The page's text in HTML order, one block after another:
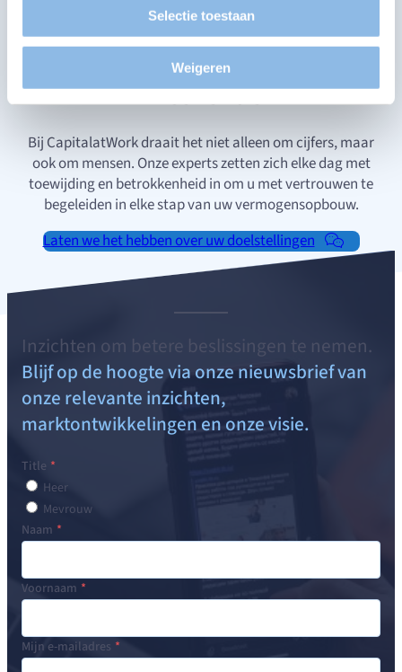
houden en te begrijpen hoe u op onze site terechtkomt.
Gepersonaliseerde aanbiedingen en diensten voor te
stellen en de prestaties ervan te controleren. Informatie
te delen met de sociale netwerken die u gebruikt en u in
staat te stellen inhoud te bekijken die op een externe site
Selectie toestaan
Weigeren
Onze belofte
Nabijheid, Vertrouwen,
Excellentie
Bij CapitalatWork draait het niet alleen om cijfers, maar
ook om mensen. Onze experts zetten zich elke dag met
toewijding en betrokkenheid in om u met vertrouwen te
begeleiden in elke stap van uw vermogensopbouw.
Laten we het hebben over uw doelstellingen
Inzichten om betere beslissingen te nemen.
Blijf op de hoogte via onze nieuwsbrief van
onze relevante inzichten,
marktontwikkelingen en onze visie.
Title
Heer
Mevrouw
Naam
Voornaam
Mijn e-mailadres